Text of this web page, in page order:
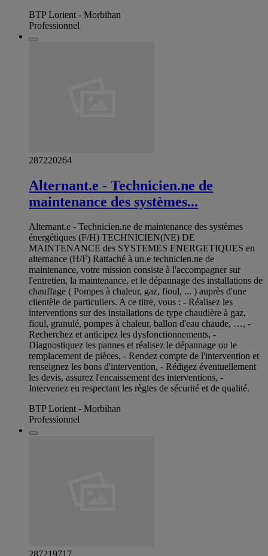
BTP Lorient - Morbihan
Professionnel
287220264
Alternant.e - Technicien.ne de
maintenance des systèmes...
Alternant.e - Technicien.ne de maintenance des systèmes
énergétiques (F/H) TECHNICIEN(NE) DE
MAINTENANCE des SYSTEMES ENERGETIQUES en
alternance (H/F) Rattaché à un.e technicien.ne de
maintenance, votre mission consiste à l'accompagner sur
l'entretien, la maintenance, et le dépannage des installations de
chauffage ( Pompes à chaleur, gaz, fioul, ... ) auprès d'une
clientèle de particuliers. A ce titre, vous : - Réalisez les
interventions sur des installations de type chaudière à gaz,
fioul, granulé, pompes à chaleur, ballon d'eau chaude, …, -
Recherchez et anticipez les dysfonctionnements, -
Diagnostiquez les pannes et réalisez le dépannage ou le
remplacement de pièces, - Rendez compte de l'intervention et
renseignez les bons d'intervention, - Rédigez éventuellement
les devis, assurez l'encaissement des interventions, -
Intervenez en respectant les règles de sécurité et de qualité.
BTP Lorient - Morbihan
Professionnel